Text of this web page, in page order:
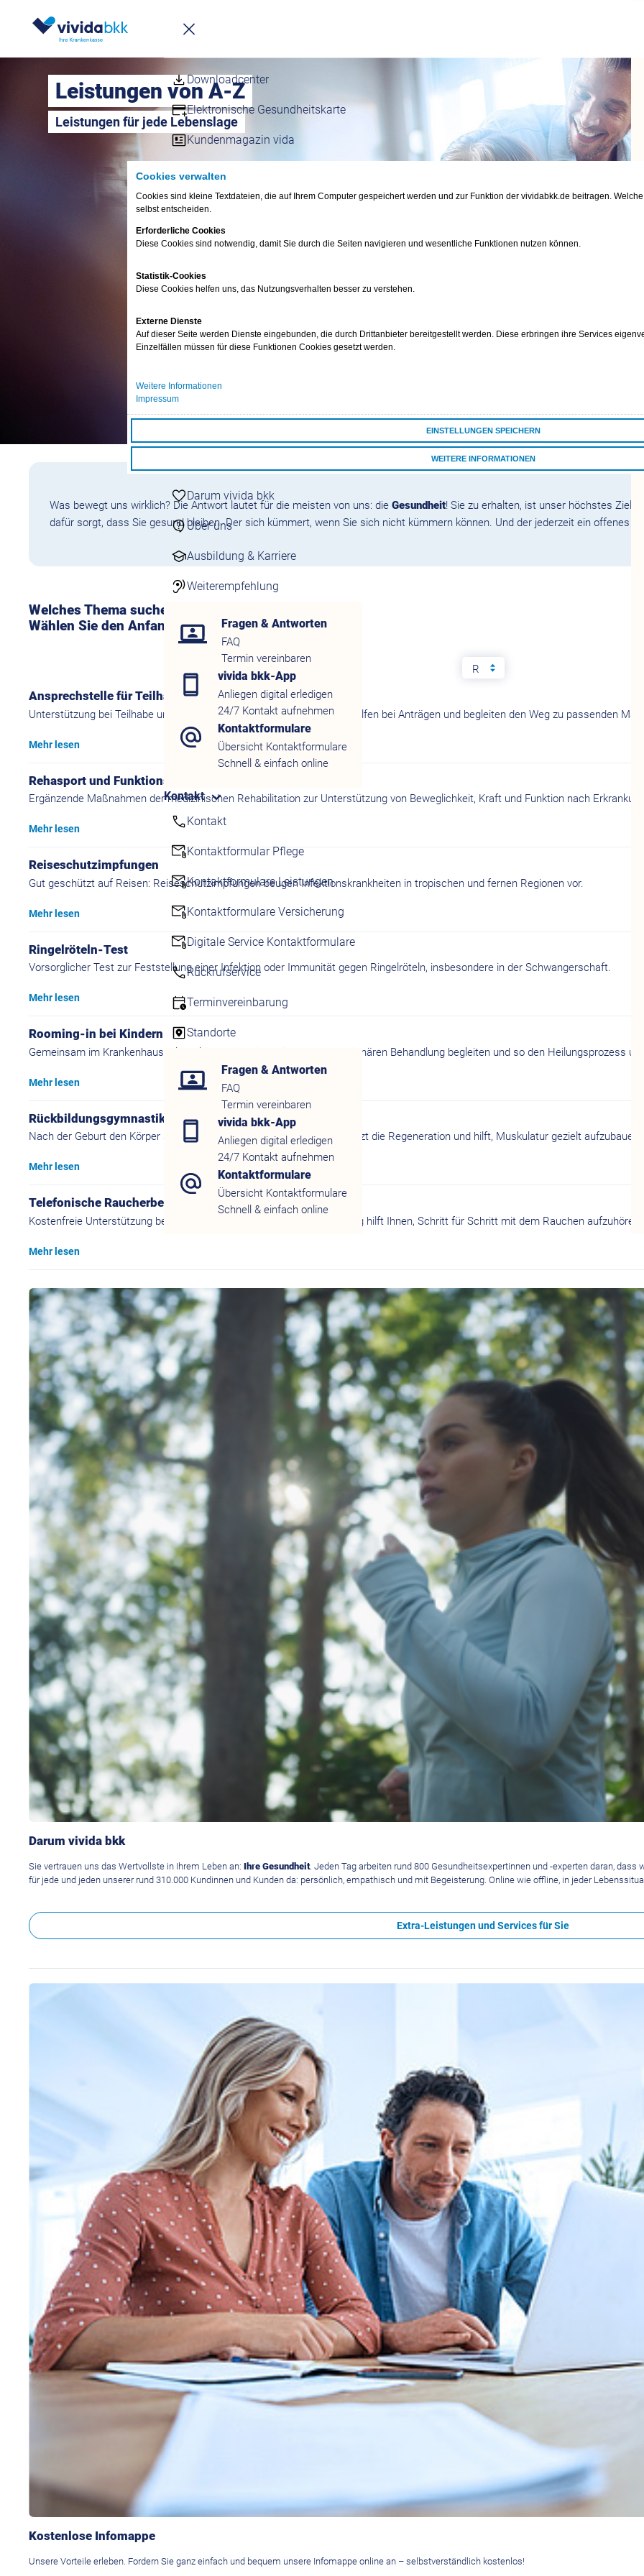
Cookies verwalten
Cookies sind kleine Textdateien, die auf Ihrem Computer gespeichert werden und zur Funktion der vividabkk.de beitragen.
selbst entscheiden.
Erforderliche Cookies
Diese Cookies sind notwendig, damit Sie durch die Seiten navigieren und wesentliche Funktionen nutzen können.
Statistik-Cookies
Diese Cookies helfen uns, das Nutzungsverhalten besser zu verstehen.
Externe Dienste
Auf dieser Seite werden Dienste eingebunden, die durch Drittanbieter bereitgestellt werden. Diese erbringen ihre Services
Einzelfällen müssen für diese Funktionen Cookies gesetzt werden.
Weitere Informationen
Impressum
EINSTELLUNGEN SPEICHERN
WEITERE INFORMATIONEN
Downloadcenter
Elektronische Gesundheitskarte
Kundenmagazin vida
Kunden werben
Häufige Fragen – FAQs
Fragen & Antworten
vivida bkk-App
Kontaktformulare
Darum vivida bkk
Über uns
Ausbildung & Karriere
Weiterempfehlung
Fragen & Antworten
FAQ
Termin vereinbaren
vivida bkk-App
Anliegen digital erledigen
24/7 Kontakt aufnehmen
Kontaktformulare
Übersicht Kontaktformulare
Schnell & einfach online
Kontakt
Kontakt
Kontaktformular Pflege
Kontaktformulare Leistungen
Kontaktformulare Versicherung
Digitale Service Kontaktformulare
Rückrufservice
Terminvereinbarung
Standorte
Fragen & Antworten
FAQ
Termin vereinbaren
vivida bkk-App
Anliegen digital erledigen
24/7 Kontakt aufnehmen
Kontaktformulare
Übersicht Kontaktformulare
Schnell & einfach online
Leistungen von A-Z
Leistungen für jede Lebenslage
Was bewegt uns wirklich? Die Antwort lautet für die meisten von uns: die Gesundheit! Sie zu erhalten, ist unser höchstes Ziel.
dafür sorgt, dass Sie gesund bleiben. Der sich kümmert, wenn Sie sich nicht kümmern können. Und der jederzeit ein offenes
Welches Thema suchen Sie?
Wählen Sie den Anfangsbuchstaben:
R
Ansprechstelle für Teilhabe und Rehabilitation
Unterstützung bei Teilhabe und Rehabilitation: Wir beraten frühzeitig, helfen bei Anträgen und begleiten den Weg zu passenden
Mehr lesen
Rehasport und Funktionstraining
Ergänzende Maßnahmen der medizinischen Rehabilitation zur Unterstützung von Beweglichkeit, Kraft und Funktion nach
Mehr lesen
Reiseschutzimpfungen
Gut geschützt auf Reisen: Reiseschutzimpfungen beugen Infektionskrankheiten in tropischen und fernen Regionen vor.
Mehr lesen
Ringelröteln-Test
Vorsorglicher Test zur Feststellung einer Infektion oder Immunität gegen Ringelröteln, insbesondere in der Schwangerschaft.
Mehr lesen
Rooming-in bei Kindern
Gemeinsam im Krankenhaus: Eltern können ihr Kind während der stationären Behandlung begleiten und so den Heilungsprozess
Mehr lesen
Rückbildungsgymnastik
Nach der Geburt den Körper stärken: Rückbildungsgymnastik unterstützt die Regeneration und hilft, Muskulatur gezielt aufzubauen.
Mehr lesen
Telefonische Raucherberatung
Kostenfreie Unterstützung beim Rauchstopp: Die telefonische Beratung hilft Ihnen, Schritt für Schritt mit dem Rauchen aufzuhören.
Mehr lesen
Darum vivida bkk
Sie vertrauen uns das Wertvollste in Ihrem Leben an: Ihre Gesundheit. Jeden Tag arbeiten rund 800 Gesundheitsexpertinnen und -experten daran, dass
für jede und jeden unserer rund 310.000 Kundinnen und Kunden da: persönlich, empathisch und mit Begeisterung. Online wie offline, in jeder
Extra-Leistungen und Services für Sie
Kostenlose Infomappe
Unsere Vorteile erleben. Fordern Sie ganz einfach und bequem unsere Infomappe online an – selbstverständlich kostenlos!